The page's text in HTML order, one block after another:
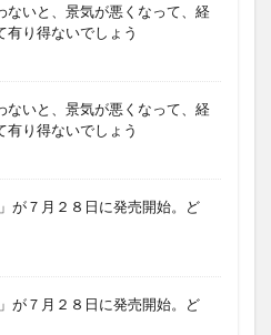
ないと、景気が悪くなって、経
有り得ないでしょう
ないと、景気が悪くなって、経
有り得ないでしょう
が７月２８日に発売開始。ど
が７月２８日に発売開始。ど